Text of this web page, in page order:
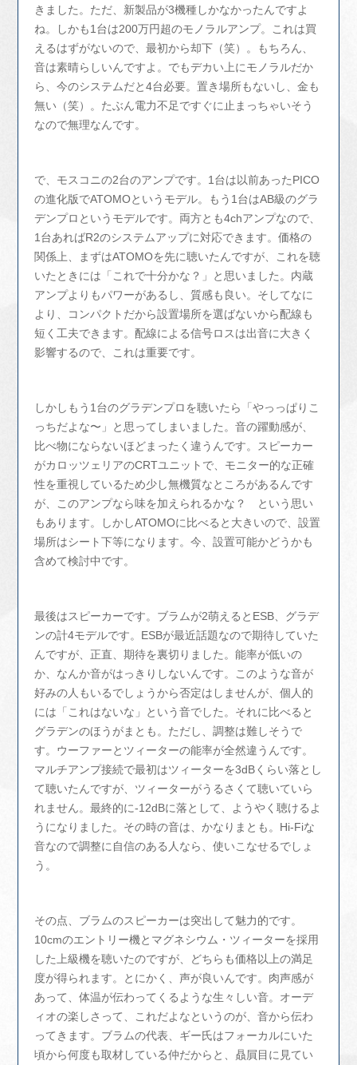
きました。ただ、新製品が3機種しかなかったんですよ
ね。しかも1台は200万円超のモノラルアンプ。これは買
えるはずがないので、最初から却下（笑）。もちろん、
音は素晴らしいんですよ。でもデカい上にモノラルだか
ら、今のシステムだと4台必要。置き場所もないし、金も
無い（笑）。たぶん電力不足ですぐに止まっちゃいそう
なので無理なんです。
で、モスコニの2台のアンプです。1台は以前あったPICO
の進化版でATOMOというモデル。もう1台はAB級のグラ
デンプロというモデルです。両方とも4chアンプなので、
1台あればR2のシステムアップに対応できます。価格の
関係上、まずはATOMOを先に聴いたんですが、これを聴
いたときには「これで十分かな？」と思いました。内蔵
アンプよりもパワーがあるし、質感も良い。そしてなに
より、コンパクトだから設置場所を選ばないから配線も
短く工夫できます。配線による信号ロスは出音に大きく
影響するので、これは重要です。
しかしもう1台のグラデンプロを聴いたら「やっっぱりこ
っちだよな〜」と思ってしまいました。音の躍動感が、
比べ物にならないほどまったく違うんです。スピーカー
がカロッツェリアのCRTユニットで、モニター的な正確
性を重視しているため少し無機質なところがあるんです
が、このアンプなら味を加えられるかな？ という思い
もあります。しかしATOMOに比べると大きいので、設置
場所はシート下等になります。今、設置可能かどうかも
含めて検討中です。
最後はスピーカーです。ブラムが2萌えるとESB、グラデ
ンの計4モデルです。ESBが最近話題なので期待していた
んですが、正直、期待を裏切りました。能率が低いの
か、なんか音がはっきりしないんです。このような音が
好みの人もいるでしょうから否定はしませんが、個人的
には「これはないな」という音でした。それに比べると
グラデンのほうがまとも。ただし、調整は難しそうで
す。ウーファーとツィーターの能率が全然違うんです。
マルチアンプ接続で最初はツィーターを3dBくらい落とし
て聴いたんですが、ツィーターがうるさくて聴いていら
れません。最終的に-12dBに落として、ようやく聴けるよ
うになりました。その時の音は、かなりまとも。Hi-Fiな
音なので調整に自信のある人なら、使いこなせるでしょ
う。
その点、ブラムのスピーカーは突出して魅力的です。
10cmのエントリー機とマグネシウム・ツィーターを採用
した上級機を聴いたのですが、どちらも価格以上の満足
度が得られます。とにかく、声が良いんです。肉声感が
あって、体温が伝わってくるような生々しい音。オーデ
ィオの楽しさって、これだよなというのが、音から伝わ
ってきます。ブラムの代表、ギー氏はフォーカルにいた
頃から何度も取材している仲だからと、贔屓目に見てい